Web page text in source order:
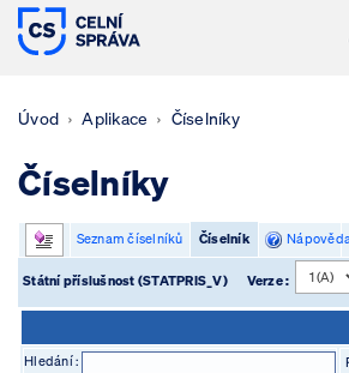
CELNÍ SPRÁVA
Úvod Aplikace Číselníky
Číselníky
Seznam číselníků Číselník
Státní příslušnost (STATPRIS_V) Verze :
Hledání :